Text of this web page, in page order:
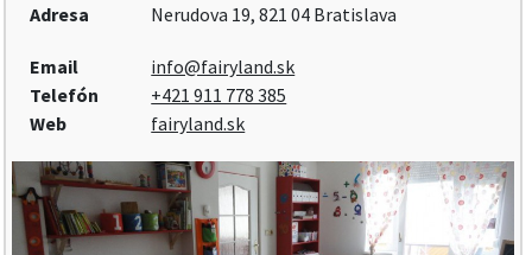
Adresa Nerudova 19, 821 04 Bratislava
Email
info@fairyland.sk
Telefón
+421 911 778 385
Web
fairyland.sk